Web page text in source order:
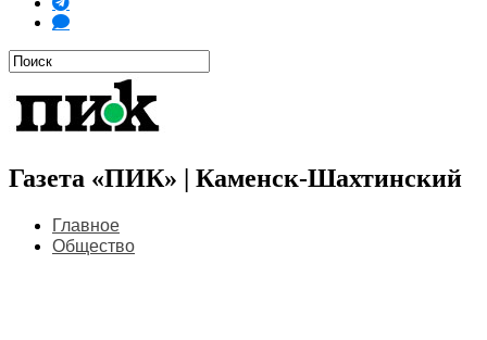
Газета «ПИК» | Каменск-Шахтинский
Главное
Общество